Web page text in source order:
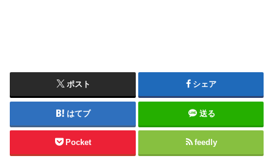
ポスト シェア
はてブ 送る
Pocket feedly